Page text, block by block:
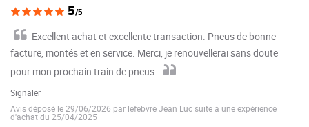
5/5
Excellent achat et excellente transaction. Pneus de bonne
facture, montés et en service. Merci, je renouvellerai sans doute
pour mon prochain train de pneus.
Signaler
Avis déposé le 29/06/2026 par lefebvre Jean Luc suite à une expérience
d'achat du 25/04/2025